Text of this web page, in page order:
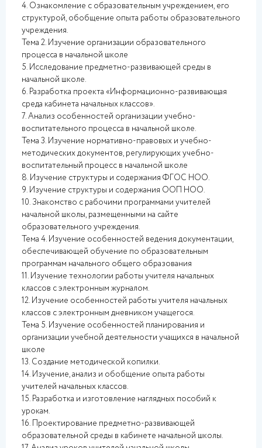
4. Ознакомление с образовательным учреждением, его
структурой, обобщение опыта работы образовательного
учреждения.
Тема 2. Изучение организации образовательного
процесса в начальной школе
5. Исследование предметно-развивающей среды в
начальной школе.
6. Разработка проекта «Информационно-развивающая
среда кабинета начальных классов».
7. Анализ особенностей организации учебно-
воспитательного процесса в начальной школе.
Тема 3. Изучение нормативно-правовых и учебно-
методических документов, регулирующих учебно-
воспитательный процесс в начальной школе
8. Изучение структуры и содержания ФГОС НОО.
9. Изучение структуры и содержания ООП НОО.
10. Знакомство с рабочими программами учителей
начальной школы, размещенными на сайте
образовательного учреждения.
Тема 4. Изучение особенностей ведения документации,
обеспечивающей обучение по образовательным
программам начального общего образования
11. Изучение технологии работы учителя начальных
классов с электронным журналом.
12. Изучение особенностей работы учителя начальных
классов с электронным дневником учащегося.
Тема 5. Изучение особенностей планирования и
организации учебной деятельности учащихся в начальной
школе
13. Создание методической копилки.
14. Изучение, анализ и обобщение опыта работы
учителей начальных классов.
15. Разработка и изготовление наглядных пособий к
урокам.
16. Проектирование предметно-развивающей
образовательной среды в кабинете начальной школы.